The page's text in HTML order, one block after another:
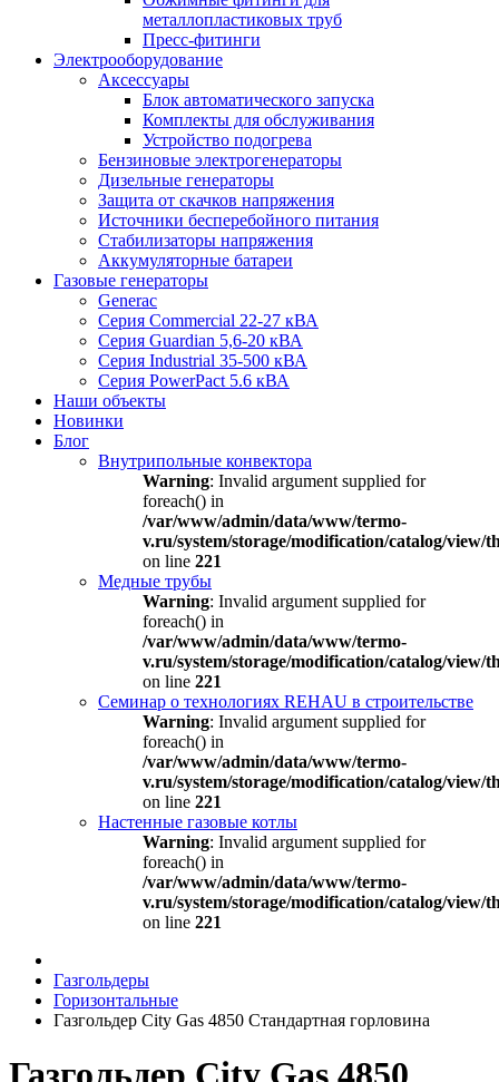
металлопластиковых труб
Пресс-фитинги
Электрооборудование
Аксессуары
Блок автоматического запуска
Комплекты для обслуживания
Устройство подогрева
Бензиновые электрогенераторы
Дизельные генераторы
Защита от скачков напряжения
Источники бесперебойного питания
Стабилизаторы напряжения
Аккумуляторные батареи
Газовые генераторы
Generac
Серия Commercial 22-27 кВА
Серия Guardian 5,6-20 кВА
Серия Industrial 35-500 кВА
Серия PowerPact 5.6 кВА
Наши объекты
Новинки
Блог
Внутрипольные конвектора
Warning: Invalid argument supplied for
foreach() in
/var/www/admin/data/www/termo-
v.ru/system/storage/modification/catalog/view/
on line 221
Медные трубы
Warning: Invalid argument supplied for
foreach() in
/var/www/admin/data/www/termo-
v.ru/system/storage/modification/catalog/view/
on line 221
Семинар о технологиях REHAU в строительстве
Warning: Invalid argument supplied for
foreach() in
/var/www/admin/data/www/termo-
v.ru/system/storage/modification/catalog/view/
on line 221
Настенные газовые котлы
Warning: Invalid argument supplied for
foreach() in
/var/www/admin/data/www/termo-
v.ru/system/storage/modification/catalog/view/
on line 221
Газгольдеры
Горизонтальные
Газгольдер City Gas 4850 Стандартная горловина